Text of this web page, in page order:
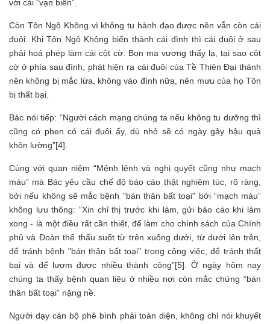
với cái “vạn biến”.
Còn Tôn Ngộ Không vì không tu hành đạo được nên vẫn còn cái
đuôi. Khi Tôn Ngộ Không biến thành cái đình thì cái đuôi ở sau
phải hoá phép làm cái cột cờ. Bọn ma vương thấy lạ, tại sao cột
cờ ở phía sau đình, phát hiện ra cái đuôi của Tề Thiên Đại thánh
nên không bị mắc lừa, không vào đình nữa, nên mưu của họ Tôn
bị thất bại.
Bác nói tiếp: “Người cách mạng chúng ta nếu không tu dưỡng thì
cũng có phen có cái đuôi ấy, dù nhỏ sẽ có ngày gây hậu quả
khôn lường”[4].
Cùng với quan niệm “Mệnh lệnh và nghị quyết cũng như mạch
máu” mà Bác yêu cầu chế độ báo cáo thật nghiêm túc, rõ ràng,
bởi nếu không sẽ mắc bệnh "bán thân bất toại" bởi “mạch máu”
không lưu thông: “Xin chỉ thị trước khi làm, gửi báo cáo khi làm
xong - là một điều rất cần thiết, để làm cho chính sách của Chính
phủ và Đoàn thể thấu suốt từ trên xuống dưới, từ dưới lên trên,
để tránh bệnh "bán thân bất toại" trong công việc, để tránh thất
bại và để lượm được nhiều thành công”[5]. Ở ngày hôm nay
chúng ta thấy bệnh quan liêu ở nhiều nơi còn mắc chứng “bán
thân bất toại” nặng nề.
Người dạy cán bộ phê bình phải toàn diện, không chỉ nói khuyết